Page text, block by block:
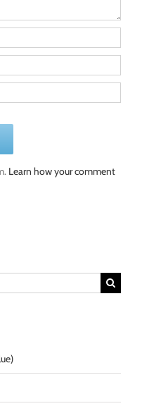
Learn how your comment